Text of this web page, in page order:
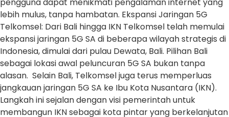
lebih mulus, tanpa hambatan. Ekspansi Jaringan 5G
Telkomsel: Dari Bali hingga IKN Telkomsel telah memulai
ekspansi jaringan 5G SA di beberapa wilayah strategis di
Indonesia, dimulai dari pulau Dewata, Bali. Pilihan Bali
sebagai lokasi awal peluncuran 5G SA bukan tanpa
alasan. Selain Bali, Telkomsel juga terus memperluas
jangkauan jaringan 5G SA ke Ibu Kota Nusantara (IKN).
Langkah ini sejalan dengan visi pemerintah untuk
membangun IKN sebagai kota pintar yang berkelanjutan